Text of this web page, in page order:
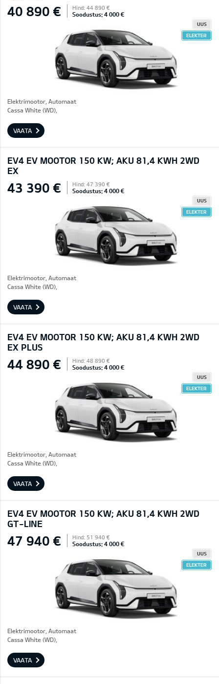
40 890 € Hind: 44 890 €
Soodustus: 4 000 €
UUS
ELEKTER
Elektrimootor, Automaat
Cassa White (WD),
VAATA
EV4 EV MOOTOR 150 KW; AKU 81,4 KWH 2WD
EX
43 390 € Hind: 47 390 €
Soodustus: 4 000 €
UUS
ELEKTER
Elektrimootor, Automaat
Cassa White (WD),
VAATA
EV4 EV MOOTOR 150 KW; AKU 81,4 KWH 2WD
EX PLUS
44 890 € Hind: 48 890 €
Soodustus: 4 000 €
UUS
ELEKTER
Elektrimootor, Automaat
Cassa White (WD),
VAATA
EV4 EV MOOTOR 150 KW; AKU 81,4 KWH 2WD
GT-LINE
47 940 € Hind: 51 940 €
Soodustus: 4 000 €
UUS
ELEKTER
Elektrimootor, Automaat
Cassa White (WD),
VAATA